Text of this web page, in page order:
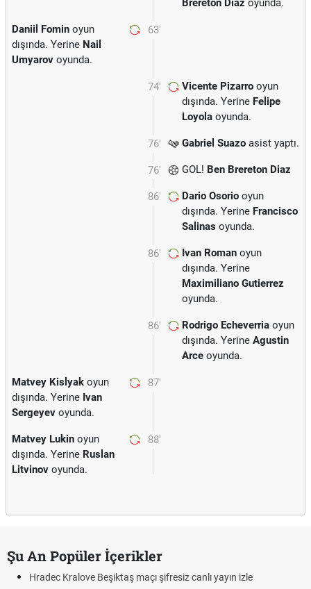
Brereton Diaz oyunda.
63'
Daniil Fomin oyun
dışında. Yerine Nail
Umyarov oyunda.
74' Vicente Pizarro oyun
dışında. Yerine Felipe
Loyola oyunda.
76' Gabriel Suazo asist yaptı.
76' GOL! Ben Brereton Diaz
86' Dario Osorio oyun
dışında. Yerine Francisco
Salinas oyunda.
86' Ivan Roman oyun
dışında. Yerine
Maximiliano Gutierrez
oyunda.
86' Rodrigo Echeverria oyun
dışında. Yerine Agustin
Arce oyunda.
87'
Matvey Kislyak oyun
dışında. Yerine Ivan
Sergeyev oyunda.
88'
Matvey Lukin oyun
dışında. Yerine Ruslan
Litvinov oyunda.
Şu An Popüler İçerikler
Hradec Kralove Beşiktaş maçı şifresiz canlı yayın izle